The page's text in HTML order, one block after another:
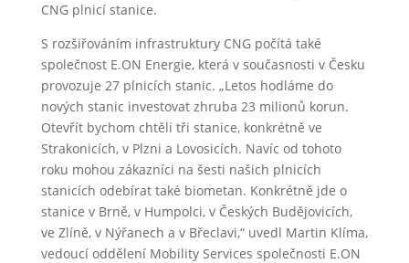
CNG plnicí stanice.
S rozšiřováním infrastruktury CNG počítá také
společnost E.ON Energie, která v současnosti v Česku
provozuje 27 plnicích stanic. „Letos hodláme do
nových stanic investovat zhruba 23 milionů korun.
Otevřít bychom chtěli tři stanice, konkrétně ve
Strakonicích, v Plzni a Lovosicích. Navíc od tohoto
roku mohou zákazníci na šesti našich plnicích
stanicích odebírat také biometan. Konkrétně jde o
stanice v Brně, v Humpolci, v Českých Budějovicích,
ve Zlíně, v Nýřanech a v Břeclavi,“ uvedl Martin Klíma,
vedoucí oddělení Mobility Services společnosti E.ON